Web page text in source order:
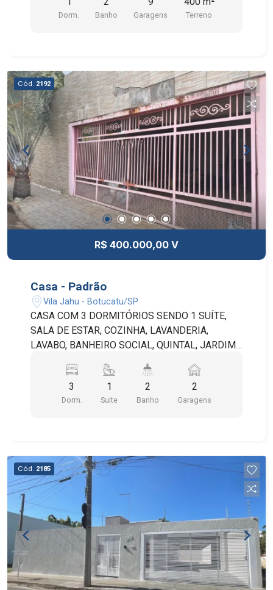
Dorm. Banho Garagens Terreno
Cód. 2192
R$ 400.000,00 V
Casa - Padrão
Vila Jahu - Botucatu/SP
CASA COM 3 DORMITÓRIOS SENDO 1 SUÍTE,
SALA DE ESTAR, COZINHA, LAVANDERIA,
LAVABO, BANHEIRO SOCIAL, QUINTAL, JARDIM
3
Dorm.
1
Suite
2
Banho
2
Garagens
Cód. 2185